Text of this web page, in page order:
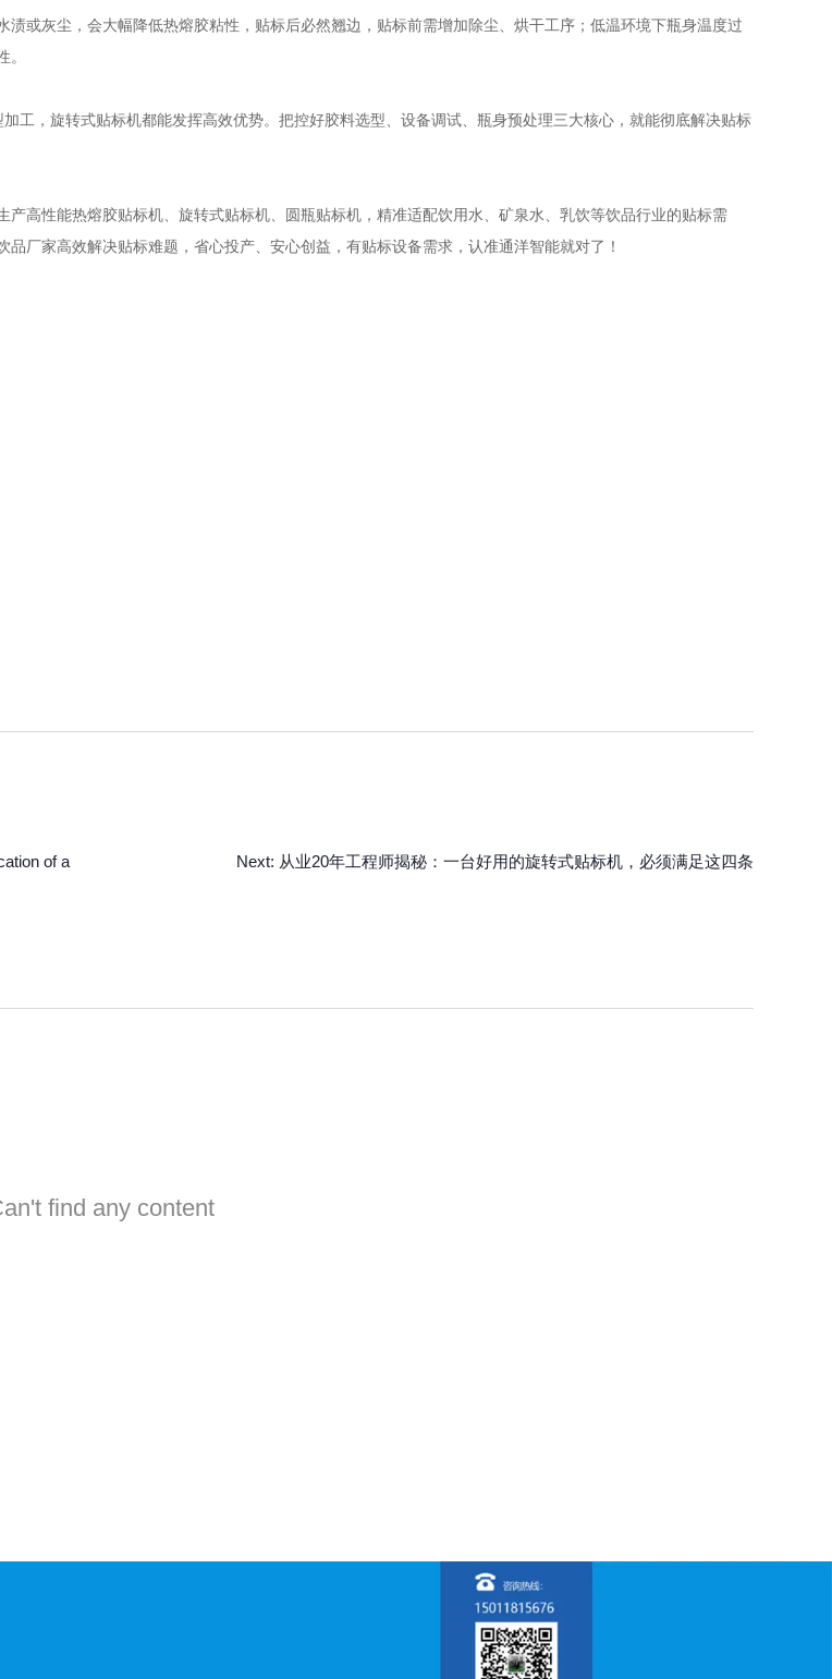
或灰尘，会大幅降低热熔胶粘性，贴标后必然翘边，贴标前需增加除尘、烘干工序；低温环境下瓶身温度过
工，旋转式贴标机都能发挥高效优势。把控好胶料选型、设备调试、瓶身预处理三大核心，就能彻底解决贴标
高性能热熔胶贴标机、旋转式贴标机、圆瓶贴标机，精准适配饮用水、矿泉水、乳饮等饮品行业的贴标需
厂家高效解决贴标难题，省心投产、安心创益，有贴标设备需求，认准通洋智能就对了！
of a
Next: 从业20年工程师揭秘：一台好用的旋转式贴标机，必须满足这四条
find any content